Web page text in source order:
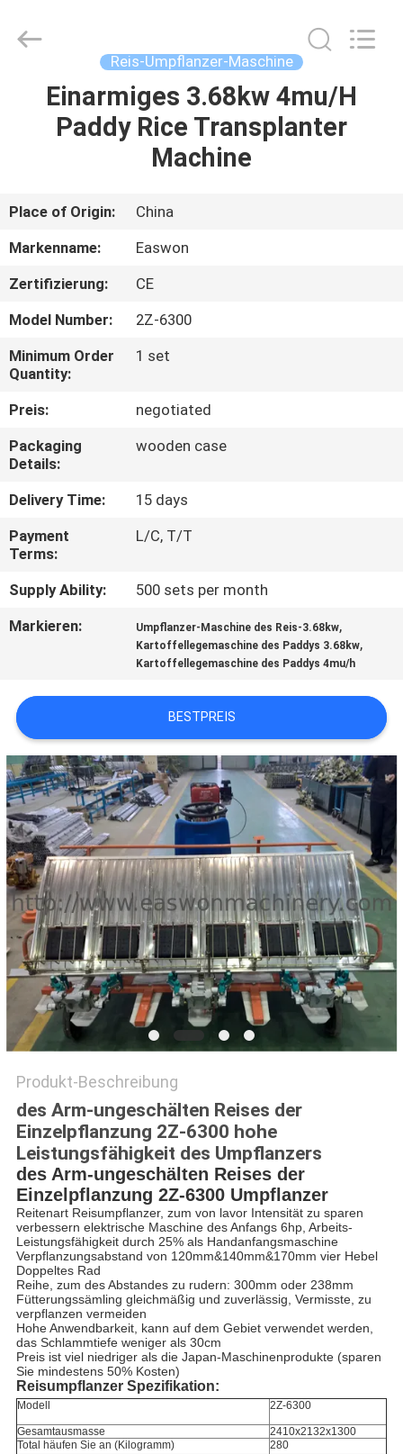
HAUS
ÜBER
UNS
FABRIK-
AUSFLUG
QUALITÄTSKONTROLLE
TRETEN
SIE
MIT
UNS
IN
VERBINDUNG
NACHRICHTEN
FORDERN
SIE EIN
ZITAT
SITEMAP
PRIVACY
POLICY
Export
Reis-Umpflanzer-Maschine
Einarmiges 3.68kw 4mu/H
Paddy Rice Transplanter
Machine
Place of Origin:
China
Markenname:
Easwon
Zertifizierung:
CE
Model Number:
2Z-6300
Minimum Order
Quantity:
1 set
Preis:
negotiated
Packaging
Details:
wooden case
Delivery Time:
15 days
Payment
Terms:
L/C, T/T
Supply Ability:
500 sets per month
Markieren:
Umpflanzer-Maschine des Reis-3.68kw,
Kartoffellegemaschine des Paddys 3.68kw,
Kartoffellegemaschine des Paddys 4mu/h
BESTPREIS
Produkt-Beschreibung
des Arm-ungeschälten Reises der
Einzelpflanzung 2Z-6300 hohe
Leistungsfähigkeit des Umpflanzers
des Arm-ungeschälten Reises der
Einzelpflanzung 2Z-6300 Umpflanzer
Reitenart Reisumpflanzer, zum von lavor Intensität zu sparen
verbessern elektrische Maschine des Anfangs 6hp, Arbeits-
Leistungsfähigkeit durch 25% als Handanfangsmaschine
Verpflanzungsabstand von 120mm&140mm&170mm vier Hebel
Doppeltes Rad
Reihe, zum des Abstandes zu rudern: 300mm oder 238mm
Fütterungssämling gleichmäßig und zuverlässig, Vermisste, zu
verpflanzen vermeiden
Hohe Anwendbarkeit, kann auf dem Gebiet verwendet werden,
das Schlammtiefe weniger als 30cm
Preis ist viel niedriger als die Japan-Maschinenprodukte (sparen
Sie mindestens 50% Kosten)
Reisumpflanzer Spezifikation:
Modell 2Z-6300
Gesamtausmasse
2410x2132x1300
Total häufen Sie an (Kilogramm)
280